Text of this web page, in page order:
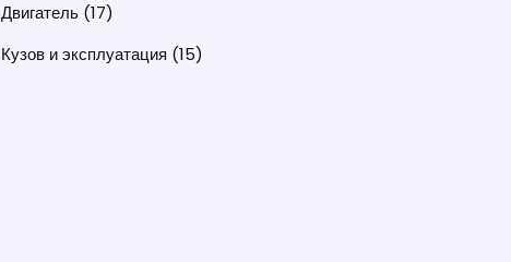
Двигатель (17)
Кузов и эксплуатация (15)